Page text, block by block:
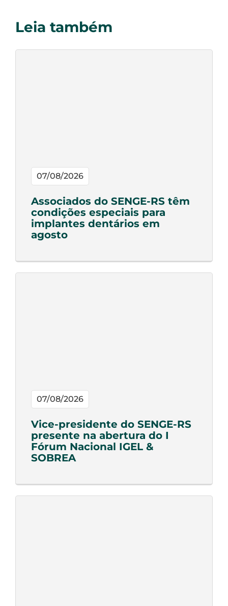
Leia também
07/08/2026
Associados do SENGE-RS têm
condições especiais para
implantes dentários em
agosto
07/08/2026
Vice-presidente do SENGE-RS
presente na abertura do I
Fórum Nacional IGEL &
SOBREA